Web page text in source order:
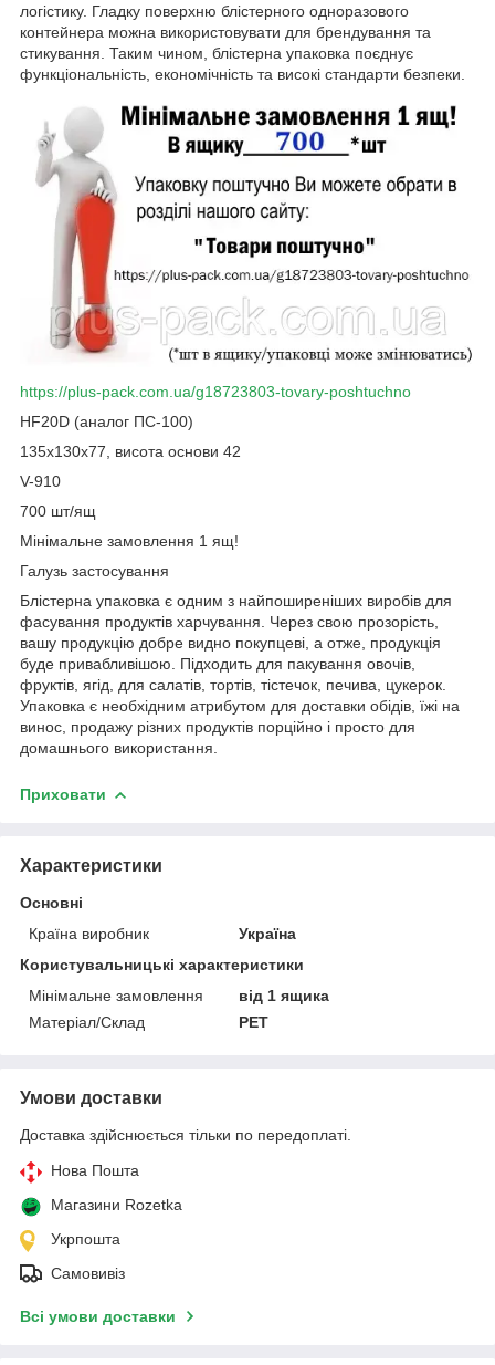
логістику. Гладку поверхню блістерного одноразового
контейнера можна використовувати для брендування та
стикування. Таким чином, блістерна упаковка поєднує
функціональність, економічність та високі стандарти безпеки.
https://plus-pack.com.ua/g18723803-tovary-poshtuchno
HF20D (аналог ПС-100)
135х130х77, висота основи 42
V-910
700 шт/ящ
Мінімальне замовлення 1 ящ!
Галузь застосування
Блістерна упаковка є одним з найпоширеніших виробів для
фасування продуктів харчування. Через свою прозорість,
вашу продукцію добре видно покупцеві, а отже, продукція
буде привабливішою. Підходить для пакування овочів,
фруктів, ягід, для салатів, тортів, тістечок, печива, цукерок.
Упаковка є необхідним атрибутом для доставки обідів, їжі на
винос, продажу різних продуктів порційно і просто для
домашнього використання.
Приховати
Характеристики
Основні
Країна виробник
Україна
Користувальницькі характеристики
Мінімальне замовлення
від 1 ящика
Матеріал/Склад
PET
Умови доставки
Доставка здійснюється тільки по передоплаті.
Нова Пошта
Магазини Rozetka
Укрпошта
Самовивіз
Всі умови доставки